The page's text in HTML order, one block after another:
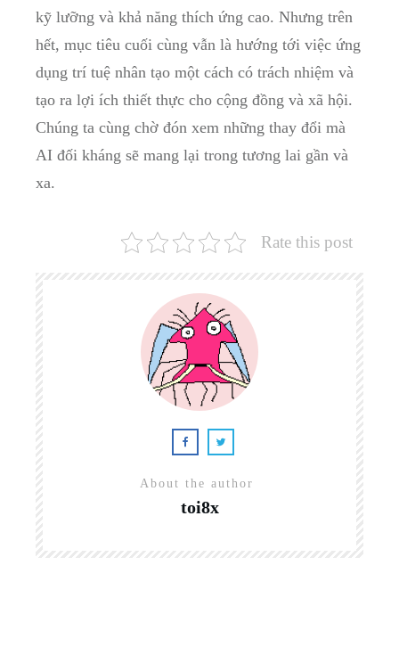
kỹ lưỡng và khả năng thích ứng cao. Nhưng trên
hết, mục tiêu cuối cùng vẫn​ là hướng tới việc ứng
dụng trí tuệ​ nhân tạo một cách có trách nhiệm và⁣
tạo ra lợi ích thiết thực cho cộng đồng và xã ‌hội.
Chúng ta ⁤cùng chờ đón xem những thay đổi mà
⁤AI đối kháng sẽ mang lại trong tương lai gần và
xa.
Rate this post
About the author
toi8x